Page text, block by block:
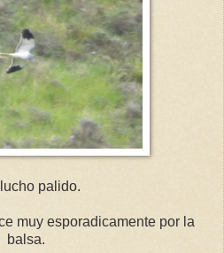
palido.
muy esporadicamente por la
balsa.